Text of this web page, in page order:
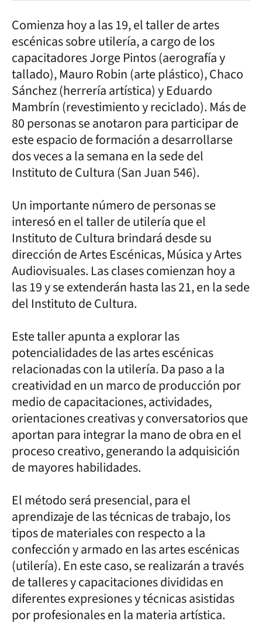
Comienza hoy a las 19, el taller de artes
escénicas sobre utilería, a cargo de los
capacitadores Jorge Pintos (aerografía y
tallado), Mauro Robin (arte plástico), Chaco
Sánchez (herrería artística) y Eduardo
Mambrín (revestimiento y reciclado). Más de
80 personas se anotaron para participar de
este espacio de formación a desarrollarse
dos veces a la semana en la sede del
Instituto de Cultura (San Juan 546).
Un importante número de personas se
interesó en el taller de utilería que el
Instituto de Cultura brindará desde su
dirección de Artes Escénicas, Música y Artes
Audiovisuales. Las clases comienzan hoy a
las 19 y se extenderán hasta las 21, en la sede
del Instituto de Cultura.
Este taller apunta a explorar las
potencialidades de las artes escénicas
relacionadas con la utilería. Da paso a la
creatividad en un marco de producción por
medio de capacitaciones, actividades,
orientaciones creativas y conversatorios que
aportan para integrar la mano de obra en el
proceso creativo, generando la adquisición
de mayores habilidades.
El método será presencial, para el
aprendizaje de las técnicas de trabajo, los
tipos de materiales con respecto a la
confección y armado en las artes escénicas
(utilería). En este caso, se realizarán a través
de talleres y capacitaciones divididas en
diferentes expresiones y técnicas asistidas
por profesionales en la materia artística.